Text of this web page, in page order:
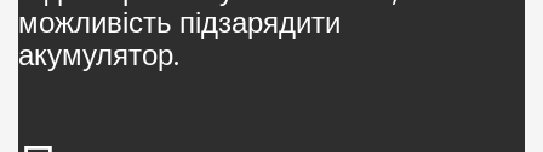
можливість підзарядити
акумулятор.